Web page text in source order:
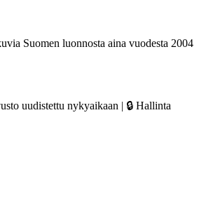
Suomen luonnosta aina vuodesta 2004
uudistettu nykyaikaan | 🔒 Hallinta